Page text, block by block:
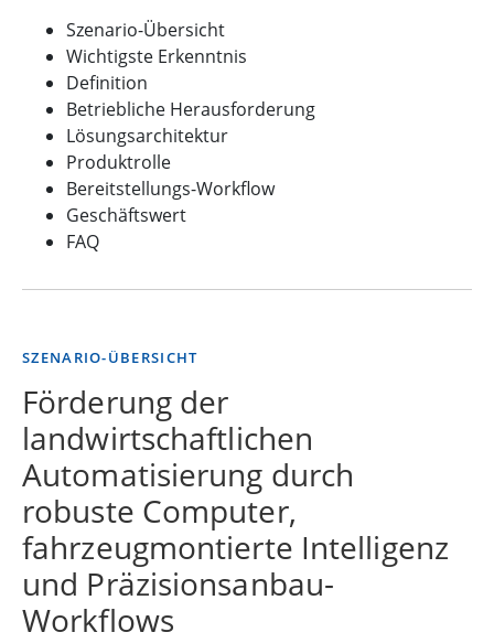
Szenario-Übersicht
Wichtigste Erkenntnis
Definition
Betriebliche Herausforderung
Lösungsarchitektur
Produktrolle
Bereitstellungs-Workflow
Geschäftswert
FAQ
SZENARIO-ÜBERSICHT
Förderung der
landwirtschaftlichen
Automatisierung durch
robuste Computer,
fahrzeugmontierte Intelligenz
und Präzisionsanbau-
Workflows